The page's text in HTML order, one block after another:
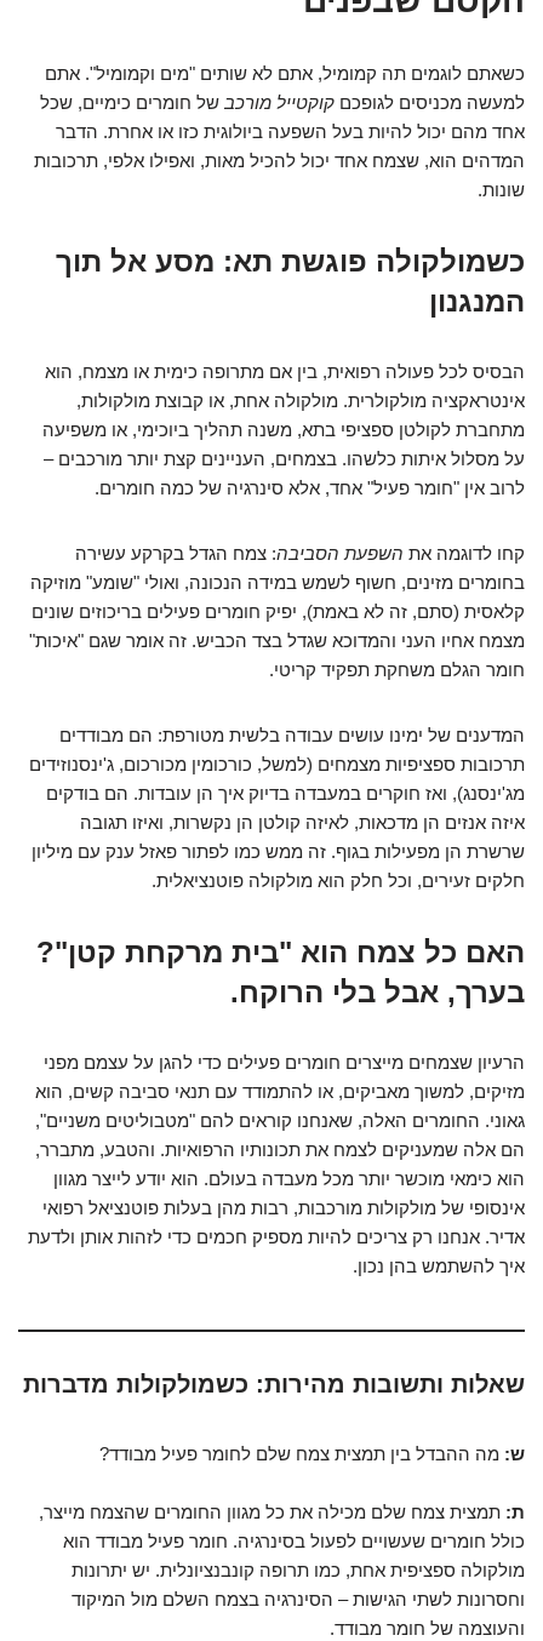
כשאתם לוגמים תה קמומיל, אתם לא שותים "מים וקמומיל". אתם
למעשה מכניסים לגופכם קוקטייל מורכב של חומרים כימיים, שכל
אחד מהם יכול להיות בעל השפעה ביולוגית כזו או אחרת. הדבר
המדהים הוא, שצמח אחד יכול להכיל מאות, ואפילו אלפי, תרכובות
שונות.
כשמולקולה פוגשת תא: מסע אל תוך
המנגנון
הבסיס לכל פעולה רפואית, בין אם מתרופה כימית או מצמח, הוא
אינטראקציה מולקולרית. מולקולה אחת, או קבוצת מולקולות,
מתחברת לקולטן ספציפי בתא, משנה תהליך ביוכימי, או משפיעה
על מסלול איתות כלשהו. בצמחים, העניינים קצת יותר מורכבים –
לרוב אין "חומר פעיל" אחד, אלא סינרגיה של כמה חומרים.
קחו לדוגמה את השפעת הסביבה: צמח הגדל בקרקע עשירה
בחומרים מזינים, חשוף לשמש במידה הנכונה, ואולי "שומע" מוזיקה
קלאסית (סתם, זה לא באמת), יפיק חומרים פעילים בריכוזים שונים
מצמח אחיו העני והמדוכא שגדל בצד הכביש. זה אומר שגם "איכות"
חומר הגלם משחקת תפקיד קריטי.
המדענים של ימינו עושים עבודה בלשית מטורפת: הם מבודדים
תרכובות ספציפיות מצמחים (למשל, כורכומין מכורכום, ג'ינסנוזידים
מג'ינסנג), ואז חוקרים במעבדה בדיוק איך הן עובדות. הם בודקים
איזה אנזים הן מדכאות, לאיזה קולטן הן נקשרות, ואיזו תגובה
שרשרת הן מפעילות בגוף. זה ממש כמו לפתור פאזל ענק עם מיליון
חלקים זעירים, וכל חלק הוא מולקולה פוטנציאלית.
האם כל צמח הוא "בית מרקחת קטן"?
בערך, אבל בלי הרוקח.
הרעיון שצמחים מייצרים חומרים פעילים כדי להגן על עצמם מפני
מזיקים, למשוך מאביקים, או להתמודד עם תנאי סביבה קשים, הוא
גאוני. החומרים האלה, שאנחנו קוראים להם "מטבוליטים משניים",
הם אלה שמעניקים לצמח את תכונותיו הרפואיות. והטבע, מתברר,
הוא כימאי מוכשר יותר מכל מעבדה בעולם. הוא יודע לייצר מגוון
אינסופי של מולקולות מורכבות, רבות מהן בעלות פוטנציאל רפואי
אדיר. אנחנו רק צריכים להיות מספיק חכמים כדי לזהות אותן ולדעת
איך להשתמש בהן נכון.
שאלות ותשובות מהירות: כשמולקולות מדברות
ש: מה ההבדל בין תמצית צמח שלם לחומר פעיל מבודד?
ת: תמצית צמח שלם מכילה את כל מגוון החומרים שהצמח מייצר,
כולל חומרים שעשויים לפעול בסינרגיה. חומר פעיל מבודד הוא
מולקולה ספציפית אחת, כמו תרופה קונבנציונלית. יש יתרונות
וחסרונות לשתי הגישות – הסינרגיה בצמח השלם מול המיקוד
והעוצמה של חומר מבודד.